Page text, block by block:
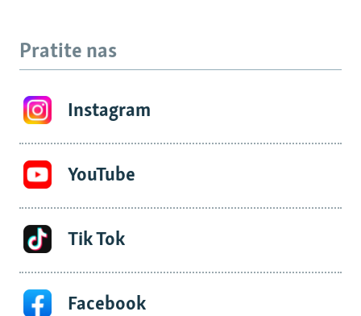
Pratite nas
Instagram
YouTube
Tik Tok
Facebook